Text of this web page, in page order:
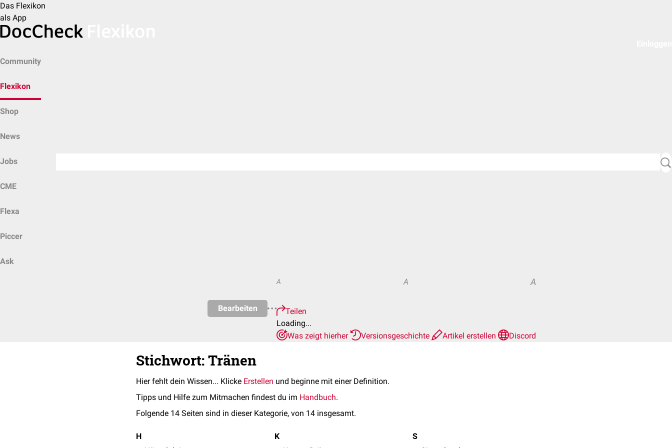
Das Flexikon
als App
Community
Flexikon
Shop
News
Jobs
CME
Flexa
Piccer
Ask
Bearbeiten
A A A
Teilen
Loading...
Was zeigt hierher
Versionsgeschichte Artikel erstellen Discord
Stichwort: Tränen
Hier fehlt dein Wissen... Klicke Erstellen und beginne mit einer Definition.
Tipps und Hilfe zum Mitmachen findest du im Handbuch.
Folgende 14 Seiten sind in dieser Kategorie, von 14 insgesamt.
H
K
S